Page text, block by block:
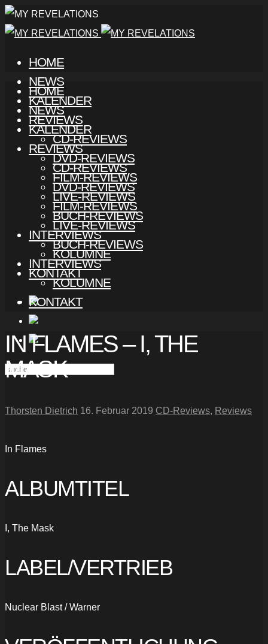
HOME
NEWS
KALENDER
REVIEWS
CD-REVIEWS
DVD-REVIEWS
FILM-REVIEWS
LIVE-REVIEWS
BUCH-REVIEWS
INTERVIEWS
KOLUMNE
KONTAKT
HOME
NEWS
KALENDER
REVIEWS
CD-REVIEWS
DVD-REVIEWS
FILM-REVIEWS
LIVE-REVIEWS
BUCH-REVIEWS
INTERVIEWS
KOLUMNE
KONTAKT
IN FLAMES – I, THE
MASK
Thorsten Dietrich 16. Februar 2019 CD-Reviews, Reviews
In Flames
ALBUMTITEL
I, The Mask
LABEL/VERTRIEB
Nuclear Blast / Warner